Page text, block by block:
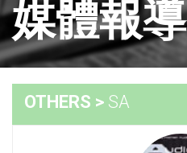
媒體報導
OTHERS > SA